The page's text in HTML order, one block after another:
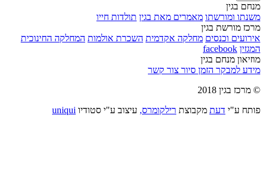
מנחם בגין
משנתו ומורשתו מאמרים מאת בגין תולדות חייו
מרכז מורשת בגין
אירועים וכנסים מחלקה אקדמית השכרת אולמות המחלקה החינוכית
המגזין facebook
מוזיאון מנחם בגין
מידע למבקר הזמן סיור צור קשר
© מרכז בגין 2018
פותח ע"י דעת מקבוצת רילקומרס, עיצוב ע"י סטודיו uniqui